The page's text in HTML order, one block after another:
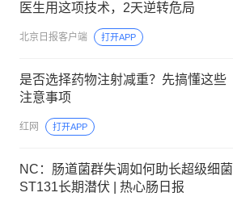
医生用这项技术，2天逆转危局
北京日报客户端 打开APP
是否选择药物注射减重？先搞懂这些
注意事项
红网 打开APP
NC：肠道菌群失调如何助长超级细菌
ST131长期潜伏 | 热心肠日报